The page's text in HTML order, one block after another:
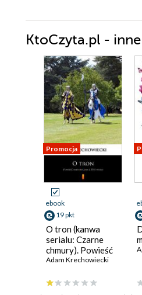
KtoCzyta.pl -
Promocja
ebook
19 pkt
O tron (kanwa
serialu: Czarne
chmury). Powieść
historyczna z XVII
Adam Krechowiecki